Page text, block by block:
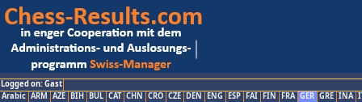
Logged on: Gast
Arabic ARM AZE BIH BUL CAT CHN CRO CZE DEN ENG ESP FAI FIN FRA GER GRE INA